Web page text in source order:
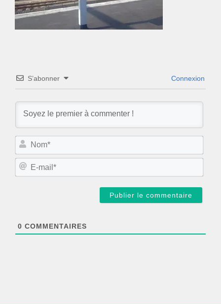
S’abonner Connexion
N
m
E
0 COMMENTAIRES